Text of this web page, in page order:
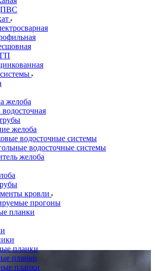
желоба
желоба
водосточные системы
водосточные системы
желоба
кровли
прогоны
планки
планки
планки
планки